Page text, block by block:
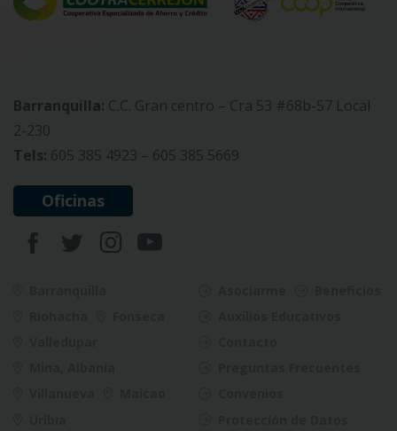
Barranquilla: C.C. Gran centro – Cra 53 #68b-57 Local
2-230
Tels: 605 385 4923 – 605 385 5669
Oficinas